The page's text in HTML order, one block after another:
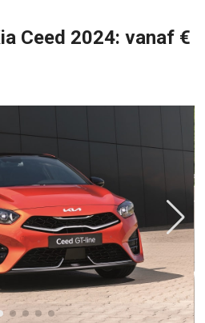
Ceed 2024: vanaf €